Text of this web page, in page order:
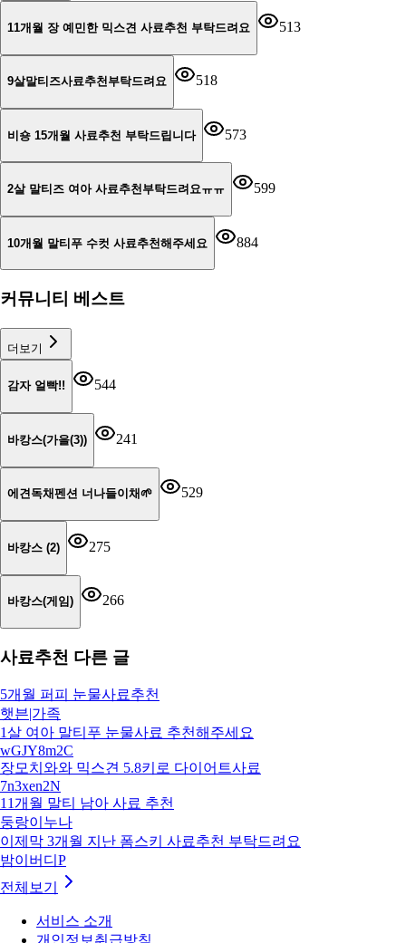
11개월 장 예민한 믹스견 사료추천 부탁드려요 513
9살말티즈사료추천부탁드려요 518
비숑 15개월 사료추천 부탁드립니다 573
2살 말티즈 여아 사료추천부탁드려요ㅠㅠ 599
10개월 말티푸 수컷 사료추천해주세요 884
커뮤니티 베스트
더보기
감자 얼빡!! 544
바캉스(가을(3)) 241
에견독채펜션 너나들이채🌱 529
바캉스 (2) 275
바캉스(게임) 266
사료추천 다른 글
5개월 퍼피 눈물사료추천
햇븐|가족
1살 여아 말티푸 눈물사료 추천해주세요
wGJY8m2C
장모치와와 믹스견 5.8키로 다이어트사료
7n3xen2N
11개월 말티 남아 사료 추천
둥랑이누나
이제막 3개월 지난 폼스키 사료추천 부탁드려요
밤이버디P
전체보기
서비스 소개